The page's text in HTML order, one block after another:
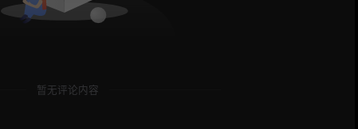
暂无评论内容